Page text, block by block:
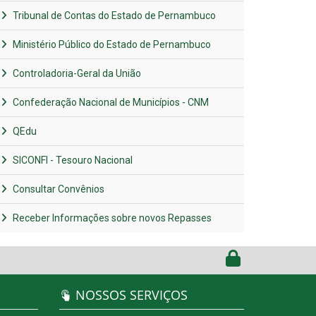
Tribunal de Contas do Estado de Pernambuco
Ministério Público do Estado de Pernambuco
Controladoria-Geral da União
Confederação Nacional de Municípios - CNM
QEdu
SICONFI - Tesouro Nacional
Consultar Convênios
Receber Informações sobre novos Repasses
NOSSOS SERVIÇOS